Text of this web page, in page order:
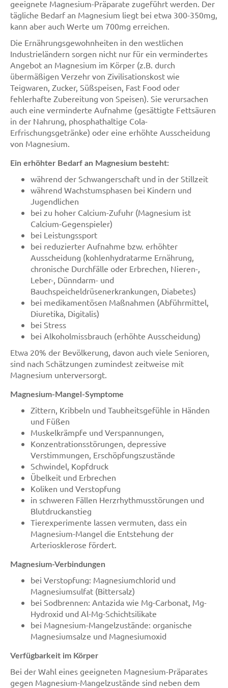
geeignete Magnesium-Präparate zugeführt werden. Der
tägliche Bedarf an Magnesium liegt bei etwa 300-350mg,
kann aber auch Werte um 700mg erreichen.
Die Ernährungsgewohnheiten in den westlichen
Industrieländern sorgen nicht nur für ein vermindertes
Angebot an Magnesium im Körper (z.B. durch
übermäßigen Verzehr von Zivilisationskost wie
Teigwaren, Zucker, Süßspeisen, Fast Food oder
fehlerhafte Zubereitung von Speisen). Sie verursachen
auch eine verminderte Aufnahme (gesättigte Fettsäuren
in der Nahrung, phosphathaltige Cola-
Erfrischungsgetränke) oder eine erhöhte Ausscheidung
von Magnesium.
Ein erhöhter Bedarf an Magnesium besteht:
während der Schwangerschaft und in der Stillzeit
während Wachstumsphasen bei Kindern und
Jugendlichen
bei zu hoher Calcium-Zufuhr (Magnesium ist
Calcium-Gegenspieler)
bei Leistungssport
bei reduzierter Aufnahme bzw. erhöhter
Ausscheidung (kohlenhydratarme Ernährung,
chronische Durchfälle oder Erbrechen, Nieren-,
Leber-, Dünndarm- und
Bauchspeicheldrüsenerkrankungen, Diabetes)
bei medikamentösen Maßnahmen (Abführmittel,
Diuretika, Digitalis)
bei Stress
bei Alkoholmissbrauch (erhöhte Ausscheidung)
Etwa 20% der Bevölkerung, davon auch viele Senioren,
sind nach Schätzungen zumindest zeitweise mit
Magnesium unterversorgt.
Magnesium-Mangel-Symptome
Zittern, Kribbeln und Taubheitsgefühle in Händen
und Füßen
Muskelkrämpfe und Verspannungen,
Konzentrationsstörungen, depressive
Verstimmungen, Erschöpfungszustände
Schwindel, Kopfdruck
Übelkeit und Erbrechen
Koliken und Verstopfung
in schweren Fällen Herzrhythmusstörungen und
Blutdruckanstieg
Tierexperimente lassen vermuten, dass ein
Magnesium-Mangel die Entstehung der
Arteriosklerose fördert.
Magnesium-Verbindungen
bei Verstopfung: Magnesiumchlorid und
Magnesiumsulfat (Bittersalz)
bei Sodbrennen: Antazida wie Mg-Carbonat, Mg-
Hydroxid und Al-Mg-Schichtsilikate
bei Magnesium-Mangelzustände: organische
Magnesiumsalze und Magnesiumoxid
Verfügbarkeit im Körper
Bei der Wahl eines geeigneten Magnesium-Präparates
gegen Magnesium-Mangelzustände sind neben dem